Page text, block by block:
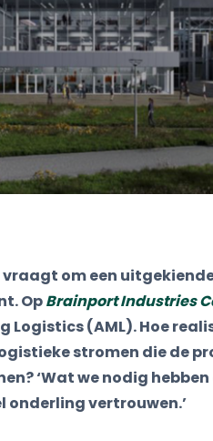
vraagt om een
OpBrainport Industries
(AML). Hoe
stromen die de
‘Wat we nodig
onderling vertrouwen.’